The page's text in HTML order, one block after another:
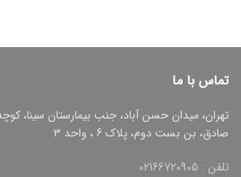
تماس با ما
تهران، میدان حسن آباد، جنب بیمارستان سینا، کوچه
صادق، بن بست دوم، پلاک 6 ، واحد 3
تلفن : 02166720905